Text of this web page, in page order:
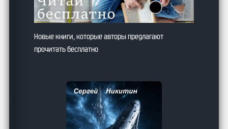
Новые книги, которые авторы предлагают
прочитать бесплатно